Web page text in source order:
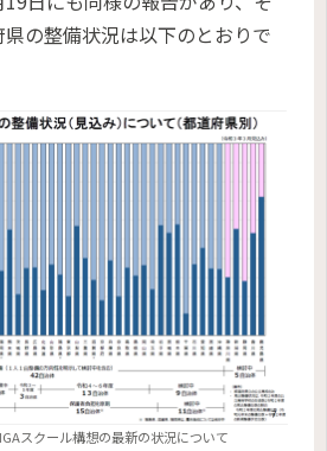
の整備状況は以下のとおりで
スクール構想の最新の状況について